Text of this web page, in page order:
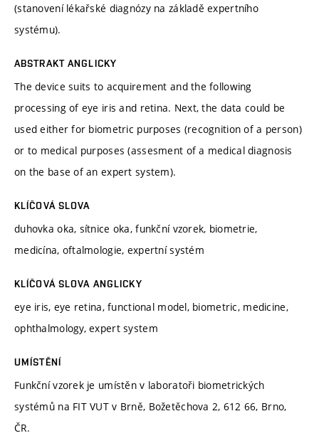
(stanovení lékařské diagnózy na základě expertního
systému).
ABSTRAKT ANGLICKY
The device suits to acquirement and the following
processing of eye iris and retina. Next, the data could be
used either for biometric purposes (recognition of a person)
or to medical purposes (assesment of a medical diagnosis
on the base of an expert system).
KLÍČOVÁ SLOVA
duhovka oka, sítnice oka, funkční vzorek, biometrie,
medicína, oftalmologie, expertní systém
KLÍČOVÁ SLOVA ANGLICKY
eye iris, eye retina, functional model, biometric, medicine,
ophthalmology, expert system
UMÍSTĚNÍ
Funkční vzorek je umístěn v laboratoři biometrických
systémů na FIT VUT v Brně, Božetěchova 2, 612 66, Brno,
ČR.